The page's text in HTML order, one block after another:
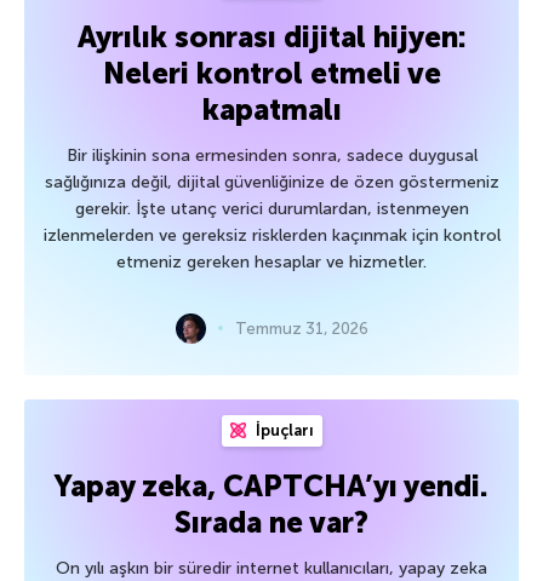
Ayrılık sonrası dijital hijyen:
Neleri kontrol etmeli ve
kapatmalı
Bir ilişkinin sona ermesinden sonra, sadece duygusal
sağlığınıza değil, dijital güvenliğinize de özen göstermeniz
gerekir. İşte utanç verici durumlardan, istenmeyen
izlenmelerden ve gereksiz risklerden kaçınmak için kontrol
etmeniz gereken hesaplar ve hizmetler.
Temmuz 31, 2026
İpuçları
Yapay zeka, CAPTCHA’yı yendi.
Sırada ne var?
On yılı aşkın bir süredir internet kullanıcıları, yapay zeka